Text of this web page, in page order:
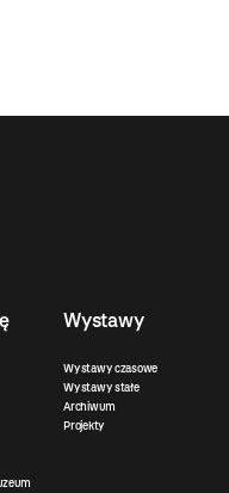
Wystawy
Wystawy czasowe
Wystawy stałe
Archiwum
Projekty